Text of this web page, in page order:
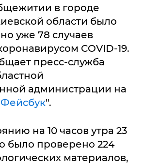
в городе
области было
уже 78 случаев
COVID-19.
пресс-служба
администрации на
Фейсбук".
на 10 часов утра 23
было проверено 224
материалов,